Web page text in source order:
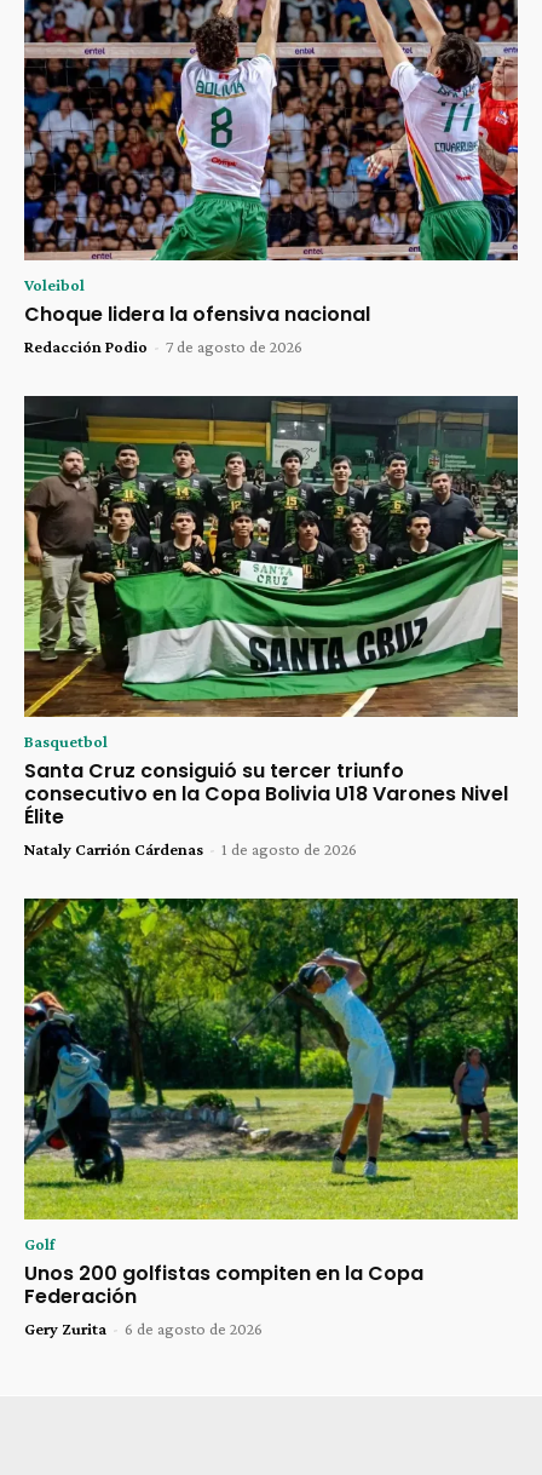
Voleibol
Choque lidera la ofensiva nacional
Redacción Podio - 7 de agosto de 2026
Basquetbol
Santa Cruz consiguió su tercer triunfo
consecutivo en la Copa Bolivia U18 Varones Nivel
Élite
Nataly Carrión Cárdenas - 1 de agosto de 2026
Golf
Unos 200 golfistas compiten en la Copa
Federación
Gery Zurita - 6 de agosto de 2026